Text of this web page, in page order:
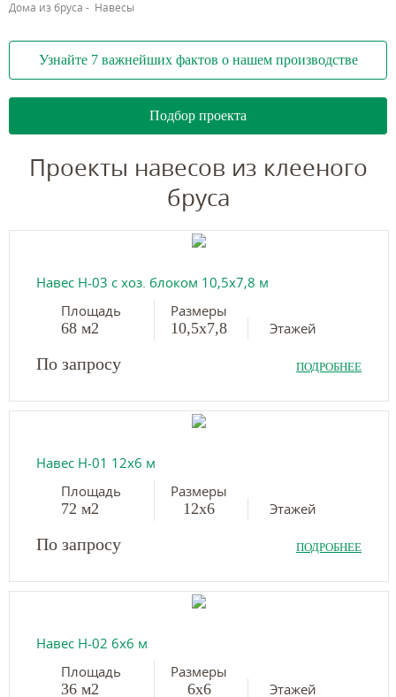
Дома из бруса - Навесы
Узнайте 7 важнейших фактов о нашем производстве
Подбор проекта
Проекты навесов из клееного
бруса
Навес Н-03 с хоз. блоком 10,5х7,8 м
Площадь
68 м2
Размеры
10,5х7,8 Этажей
По запросу ПОДРОБНЕЕ
Навес Н-01 12х6 м
Площадь
72 м2
Размеры
12х6 Этажей
По запросу ПОДРОБНЕЕ
Навес Н-02 6х6 м
Площадь
36 м2
Размеры
6х6 Этажей